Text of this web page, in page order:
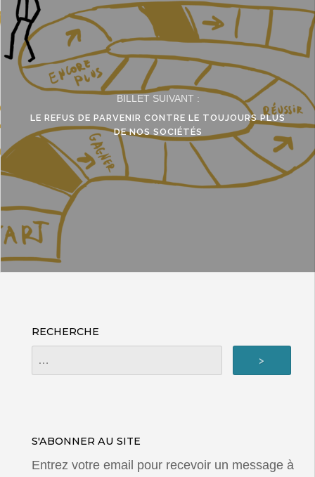
BILLET SUIVANT :
LE REFUS DE PARVENIR CONTRE LE TOUJOURS PLUS
DE NOS SOCIÉTÉS
RECHERCHE
S'ABONNER AU SITE
Entrez votre email pour recevoir un message à